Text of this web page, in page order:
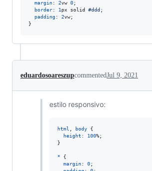
margin: 2vw 0;
border: 1 px solid #ddd ;
padding: 2vw;
}
eduardosoareszupcommentedJul 9, 2021
estilo responsivo:
html body {
height : 100%;
}
* {
margin: 0;